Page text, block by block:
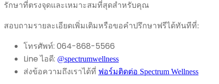
รักษาที่ตรงจุดและเหมาะสมที่สุดสำหรับคุณ
สอบถามรายละเอียดเพิ่มเติมหรือขอคำปรึกษาฟรีได้ทันทีที่:
โทรศัพท์: 064-868-5566
Line ไอดี: @spectrumwellness
ส่งข้อความถึงเราได้ที่ ฟอร์มติดต่อ Spectrum Wellness